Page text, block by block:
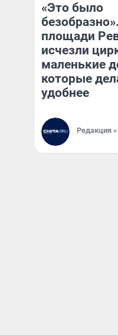
«Это было
площади
исчезли
маленькие
которые
удобнее
Редакция